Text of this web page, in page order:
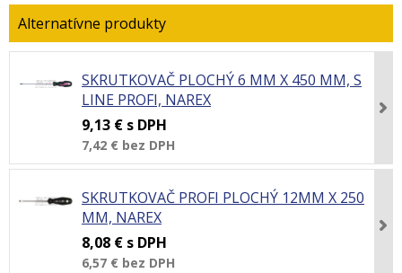
SKRUTKOVAČ PLOCHÝ 6 MM X 450 MM, S
LINE PROFI, NAREX
9,13 € s DPH
7,42 € bez DPH
SKRUTKOVAČ PROFI PLOCHÝ 12MM X 250
MM, NAREX
8,08 € s DPH
6,57 € bez DPH